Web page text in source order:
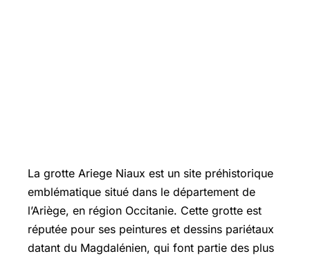
La grotte Ariege Niaux est un site préhistorique
emblématique situé dans le département de
l’Ariège, en région Occitanie. Cette grotte est
réputée pour ses peintures et dessins pariétaux
datant du Magdalénien, qui font partie des plus